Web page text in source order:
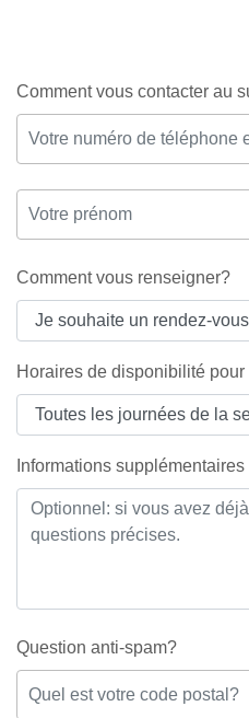
Comment vous contacter au
Comment vous renseigner?
Horaires de disponibilité
Informations supplémentaires
Question anti-spam?